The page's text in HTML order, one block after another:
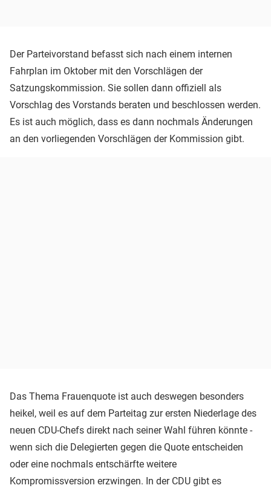
Der Parteivorstand befasst sich nach einem internen
Fahrplan im Oktober mit den Vorschlägen der
Satzungskommission. Sie sollen dann offiziell als
Vorschlag des Vorstands beraten und beschlossen werden.
Es ist auch möglich, dass es dann nochmals Änderungen
an den vorliegenden Vorschlägen der Kommission gibt.
Das Thema Frauenquote ist auch deswegen besonders
heikel, weil es auf dem Parteitag zur ersten Niederlage des
neuen CDU-Chefs direkt nach seiner Wahl führen könnte -
wenn sich die Delegierten gegen die Quote entscheiden
oder eine nochmals entschärfte weitere
Kompromissversion erzwingen. In der CDU gibt es